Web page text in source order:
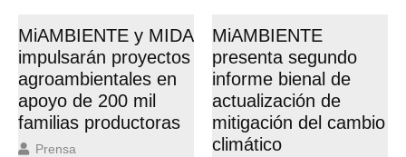
MiAMBIENTE y MIDA
impulsarán proyectos
agroambientales en
apoyo de 200 mil
familias productoras
Prensa
MiAMBIENTE
presenta segundo
informe bienal de
actualización de
mitigación del cambio
climático